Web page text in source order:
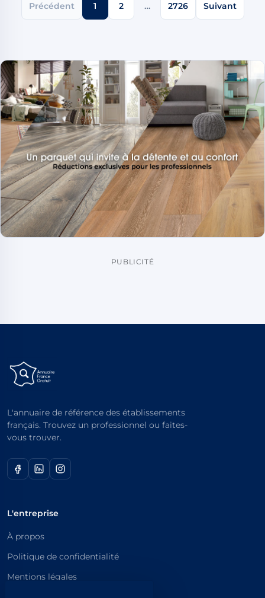
Précédent 1 2 … 2726 Suivant
PUBLICITÉ
L'annuaire de référence des établissements
français. Trouvez un professionnel ou faites-
vous trouver.
L'entreprise
À propos
Politique de confidentialité
Mentions légales